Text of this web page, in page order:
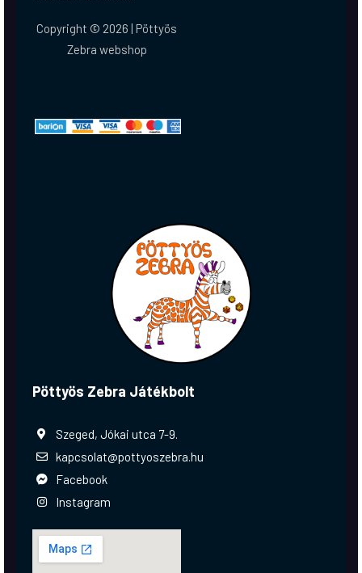
Copyright © 2026 | Pöttyös
Zebra webshop
Pöttyös Zebra Játékbolt
Szeged, Jókai utca 7-9.
kapcsolat@pottyoszebra.hu
Facebook
Instagram